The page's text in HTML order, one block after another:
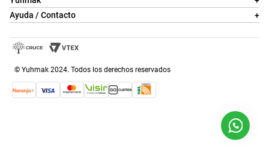
Ayuda / Contacto
+
© Yuhmak 2024. Todos los derechos reservados